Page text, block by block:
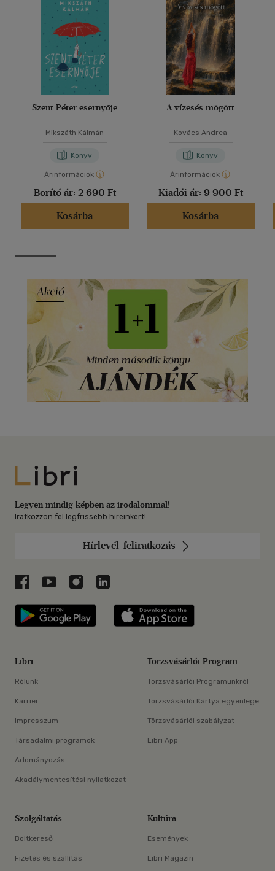
Szent Péter esernyője
Mikszáth Kálmán
Könyv
Árinformációk
Borító ár: 2 690 Ft
Kosárba
A vízesés mögött
Kovács Andrea
Könyv
Árinformációk
Kiadói ár: 9 900 Ft
Kosárba
Libri
Legyen mindig képben az irodalommal!
Iratkozzon fel legfrissebb híreinkért!
Hírlevél-feliratkozás
Libri a Facebookon
Libri a Youtube-on
Libri az Instagramon
Libri a LinkedInen
Libri applikáció Szerezd meg: Google
Libri
Rólunk
Karrier
Impresszum
Társadalmi programok
Adományozás
Akadálymentesítési nyilatkozat
Törzsvásárlói Program
Törzsvásárlói Programunkról
Törzsvásárlói Kártya egyenlege
Törzsvásárlói szabályzat
Libri App
Szolgáltatás
Boltkereső
Fizetés és szállítás
Kultúra
Események
Libri Magazin